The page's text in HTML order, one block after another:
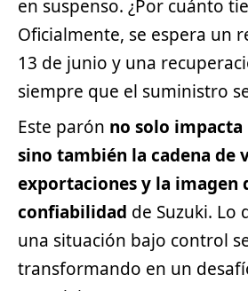
en suspenso. ¿Por cuánto
Oficialmente, se espera un
13 de junio y una
siempre que el suministro
Este parón no solo
sino también la cadena de
exportaciones y la imagen
confiabilidad de Suzuki. Lo
una situación bajo control
transformando en un